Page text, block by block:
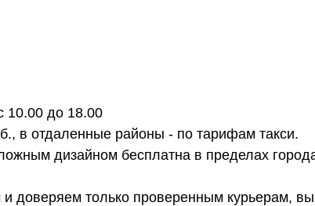
10.00 до 18.00
в отдаленные районы - по тарифам такси.
дизайном бесплатна в пределах
доверяем только проверенным курьерам,